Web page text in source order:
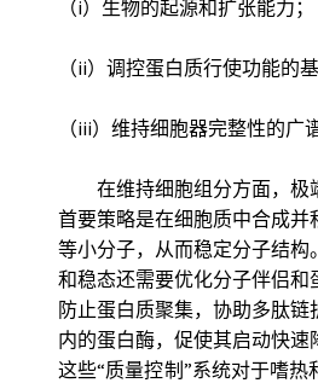
（i）生物的起源和扩张能力；
（ii）调控蛋白质行使功能的基
（iii）维持细胞器完整性的广
在维持细胞组分方面，极
首要策略是在细胞质中合成并
等小分子，从而稳定分子结构
和稳态还需要优化分子伴侣和
防止蛋白质聚集，协助多肽链
内的蛋白酶，促使其启动快速
这些“质量控制”系统对于嗜热